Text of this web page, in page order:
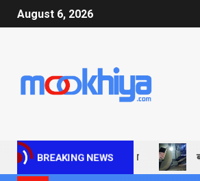
August 6, 2026
BREAKING NEWS
भाव की पवित्रता बनारस